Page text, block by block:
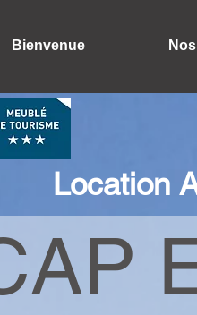
Bienvenue
Location